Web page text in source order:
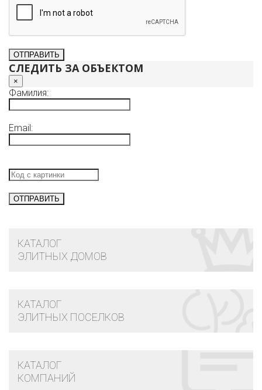
СЛЕДИТЬ ЗА ОБЪЕКТОМ
×
Фамилия:
Email:
КАТАЛОГ
ЭЛИТНЫХ ДОМОВ
КАТАЛОГ
ЭЛИТНЫХ ПОСЕЛКОВ
КАТАЛОГ
КОМПАНИЙ